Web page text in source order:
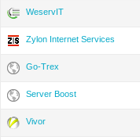
WeservIT
Zylon Internet Services
Go-Trex
Server Boost
Vivor